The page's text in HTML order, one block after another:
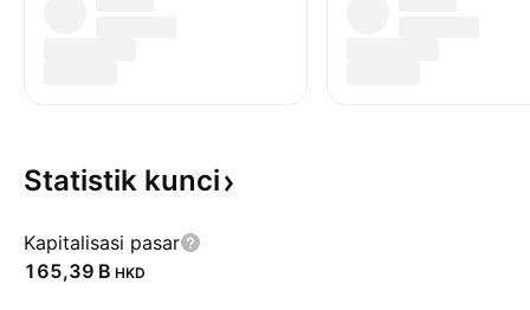
Statistik kunci
Kapitalisasi pasar
‪165,39 B‬ HKD